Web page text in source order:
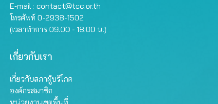
E-mail : contact@tcc.or.th
โทรศัพท์ 0-2938-1502
(เวลาทำการ 09.00 - 18.00 น.)
เกี่ยวกับเรา
เกี่ยวกับสภาผู้บริโภค
องค์กรสมาชิก
หน่วยงานเขตพื้นที่